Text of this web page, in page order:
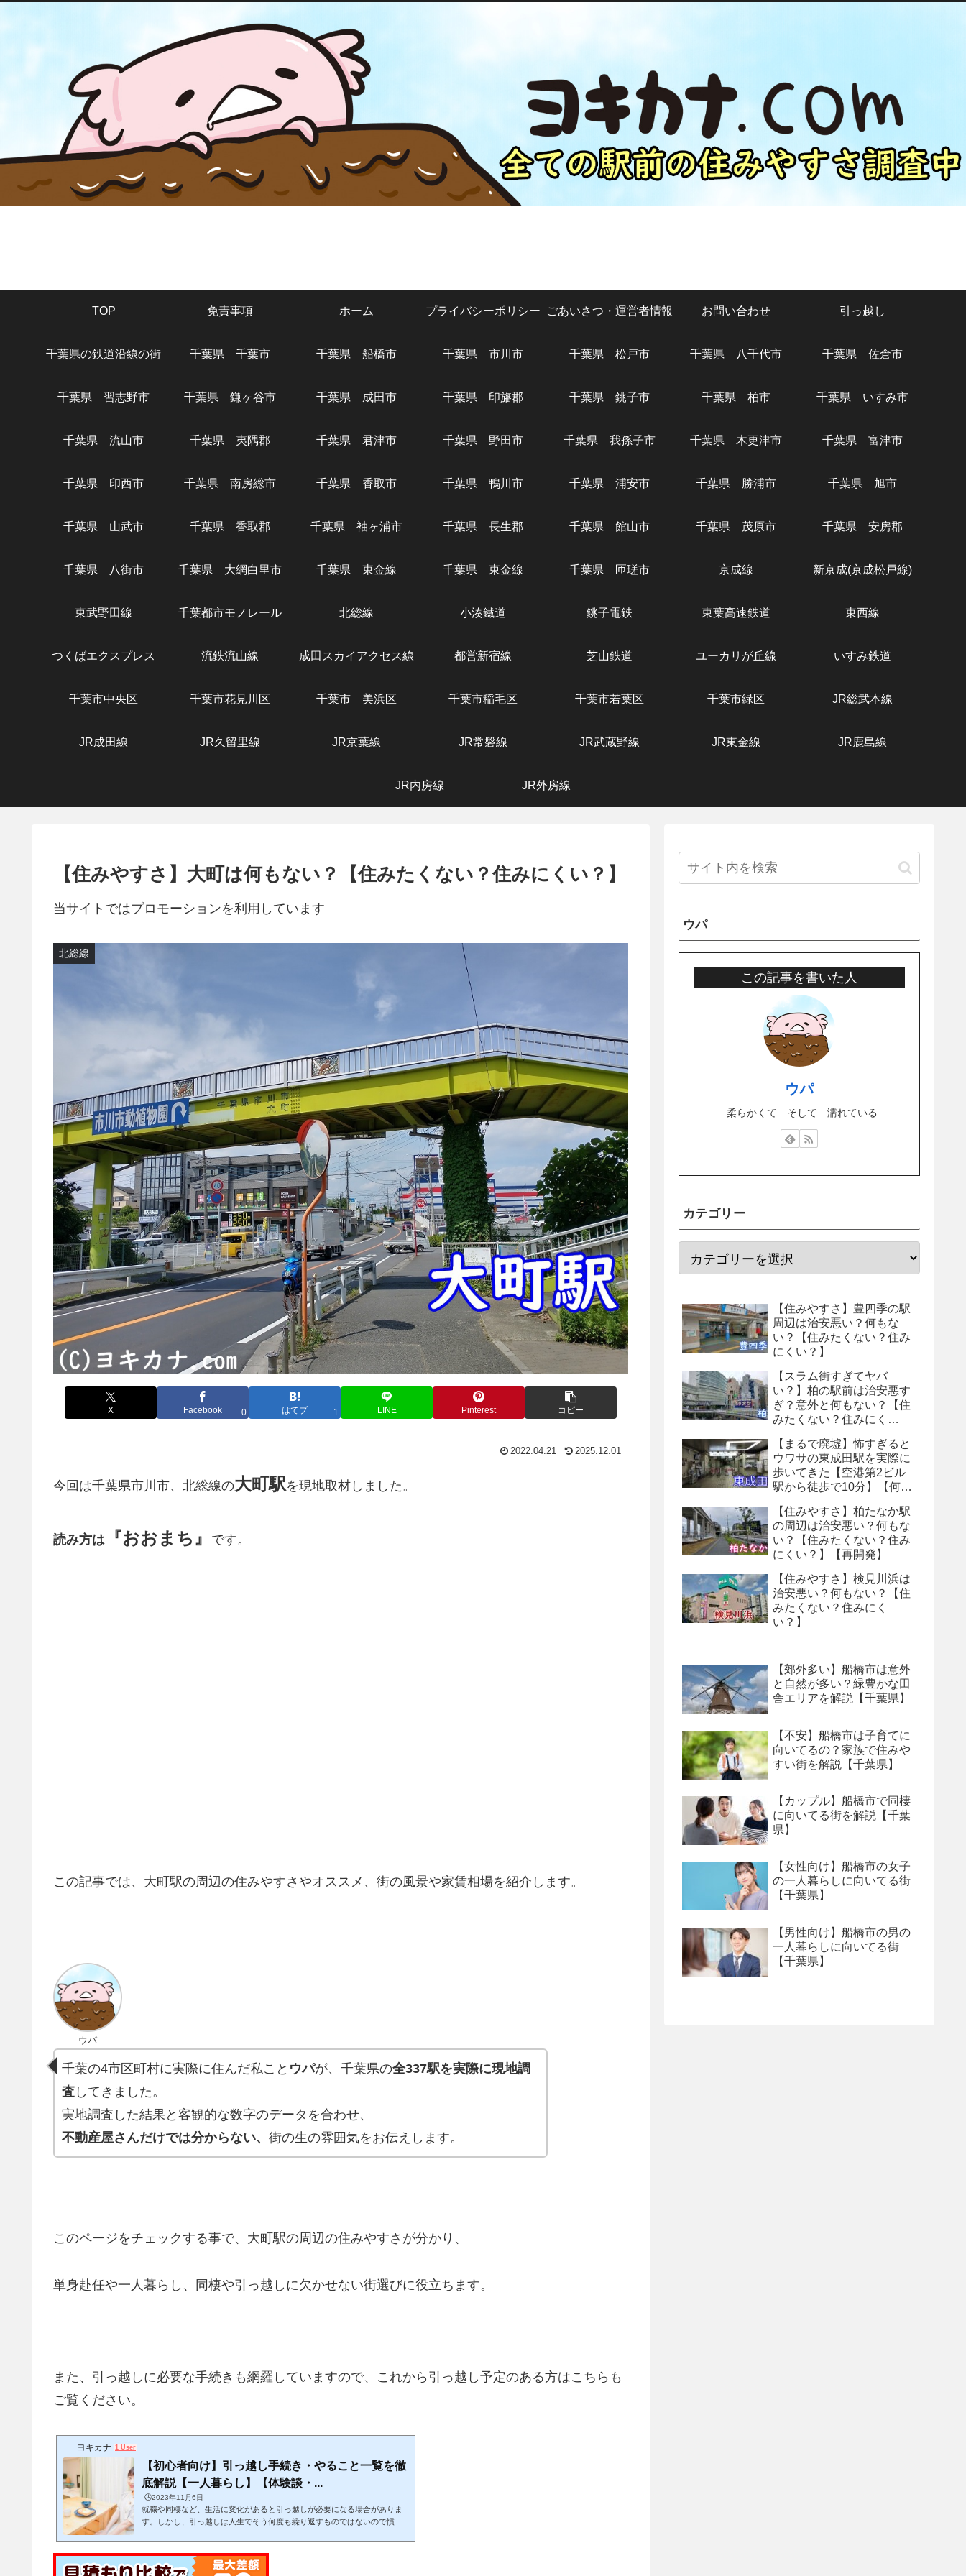
TOP 免責事項 ホーム プライバシーポリシー ごあいさつ・運営者情報 お問い合わせ 引っ越し
千葉県の鉄道沿線の街 千葉県 千葉市 千葉県 船橋市 千葉県 市川市 千葉県 松戸市 千葉県 八千代市 千葉県 佐倉市
千葉県 習志野市 千葉県 鎌ヶ谷市 千葉県 成田市 千葉県 印旛郡 千葉県 銚子市 千葉県 柏市 千葉県 いすみ市
千葉県 流山市 千葉県 夷隅郡 千葉県 君津市 千葉県 野田市 千葉県 我孫子市 千葉県 木更津市 千葉県 富津市
千葉県 印西市 千葉県 南房総市 千葉県 香取市 千葉県 鴨川市 千葉県 浦安市 千葉県 勝浦市 千葉県 旭市
千葉県 山武市 千葉県 香取郡 千葉県 袖ヶ浦市 千葉県 長生郡 千葉県 館山市 千葉県 茂原市 千葉県 安房郡
千葉県 八街市 千葉県 大網白里市 千葉県 東金線 千葉県 東金線 千葉県 匝瑳市 京成線 新京成(京成松戸線)
東武野田線 千葉都市モノレール 北総線 小湊鐡道 銚子電鉄 東葉高速鉄道 東西線
つくばエクスプレス 流鉄流山線 成田スカイアクセス線 都営新宿線 芝山鉄道 ユーカリが丘線 いすみ鉄道
千葉市中央区 千葉市花見川区 千葉市 美浜区 千葉市稲毛区 千葉市若葉区 千葉市緑区 JR総武本線
JR成田線 JR久留里線 JR京葉線 JR常磐線 JR武蔵野線 JR東金線 JR鹿島線
JR内房線 JR外房線
【住みやすさ】大町は何もない？【住みたくない？住みにくい？】
当サイトではプロモーションを利用しています
北総線
X Facebook 0 はてブ 1 LINE Pinterest コピー
2022.04.21 2025.12.01
今回は千葉県市川市、北総線の大町駅を現地取材しました。
読み方は 『おおまち』 です。
この記事では、大町駅の周辺の住みやすさやオススメ、街の風景や家賃相場を紹介します。
ウパ
千葉の4市区町村に実際に住んだ私こと ウパが、千葉県の全337駅を実際に現地調
査 してきました。
実地調査した結果と客観的な数字のデータを合わせ、
不動産屋さんだけでは分からない、 街の生の雰囲気をお伝えします。
このページをチェックする事で、大町駅の周辺の住みやすさが分かり、
単身赴任や一人暮らし、同棲や引っ越しに欠かせない街選びに役立ちます。
また、引っ越しに必要な手続きも網羅していますので、これから引っ越し予定のある方はこちらも
ご覧ください。
ヨキカナ 1 User
【初心者向け】引っ越し手続き・やること一覧を徹
底解説【一人暮らし】【体験談・...
🕒️2023年11月6日
就職や同棲など、生活に変化があると引っ越しが必要になる場合がありま
す。しかし、引っ越しは人生でそう何度も繰り返すものではないので慣れ
めれば良いかが分かります。 (adsbygoogle = window.adsbygoogle || ).push
({});当記事を読みながら１つ１つゆっくりと作業をこなし、失敗しない引っ
ウパ
この記事を書いた人
ウパ
柔らかくて そして 濡れている
カテゴリー
【住みやすさ】豊四季の駅
周辺は治安悪い？何もな
い？【住みたくない？住み
にくい？】
【スラム街すぎてヤバ
い？】柏の駅前は治安悪す
ぎ？意外と何もない？【住
みたくない？住みにく
【まるで廃墟】怖すぎると
ウワサの東成田駅を実際に
歩いてきた【空港第2ビル
駅から徒歩で10分】【何も
出口】
【住みやすさ】柏たなか駅
の周辺は治安悪い？何もな
い？【住みたくない？住み
にくい？】【再開発】
【住みやすさ】検見川浜は
治安悪い？何もない？【住
みたくない？住みにく
い？】
【郊外多い】船橋市は意外
と自然が多い？緑豊かな田
舎エリアを解説【千葉県】
【不安】船橋市は子育てに
向いてるの？家族で住みや
すい街を解説【千葉県】
【カップル】船橋市で同棲
に向いてる街を解説【千葉
県】
【女性向け】船橋市の女子
の一人暮らしに向いてる街
【千葉県】
【男性向け】船橋市の男の
一人暮らしに向いてる街
【千葉県】